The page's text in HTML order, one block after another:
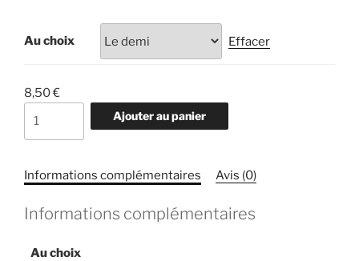
Au choix Effacer
8,50€
Savarin
Fermier
AOP
Ajouter au panier
Informations complémentaires Avis (0)
Informations complémentaires
Au choix